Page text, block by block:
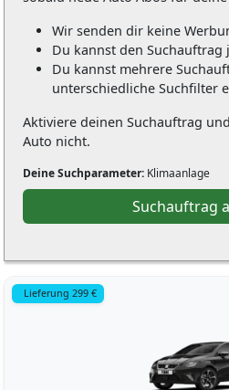
Wir senden dir keine
Du kannst den Suchauftrag
Du kannst mehrere
unterschiedliche Suchfilter
Aktiviere deinen Suchauftrag
Auto nicht.
Deine Suchparameter: Klimaanlage
Suchauftrag
Lieferung 299 €